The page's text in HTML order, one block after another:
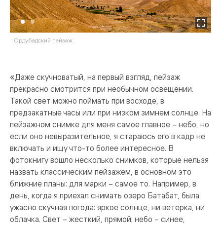
Ордубадский пейзаж.
«Даже скучноватый, на первый взгляд, пейзаж
прекрасно смотрится при необычном освещении.
Такой свет можно поймать при восходе, в
предзакатные часы или при низком зимнем солнце. На
пейзажном снимке для меня самое главное – небо, но
если оно невыразительное, я стараюсь его в кадр не
включать и ищу что-то более интересное. В
фотокнигу вошло несколько снимков, которые нельзя
назвать классическим пейзажем, в основном это
ближние планы: для марки – самое то. Например, в
день, когда я приехал снимать озеро Батабат, была
ужасно скучная погода: яркое солнце, ни ветерка, ни
облачка. Свет – жесткий, прямой; небо – синее,